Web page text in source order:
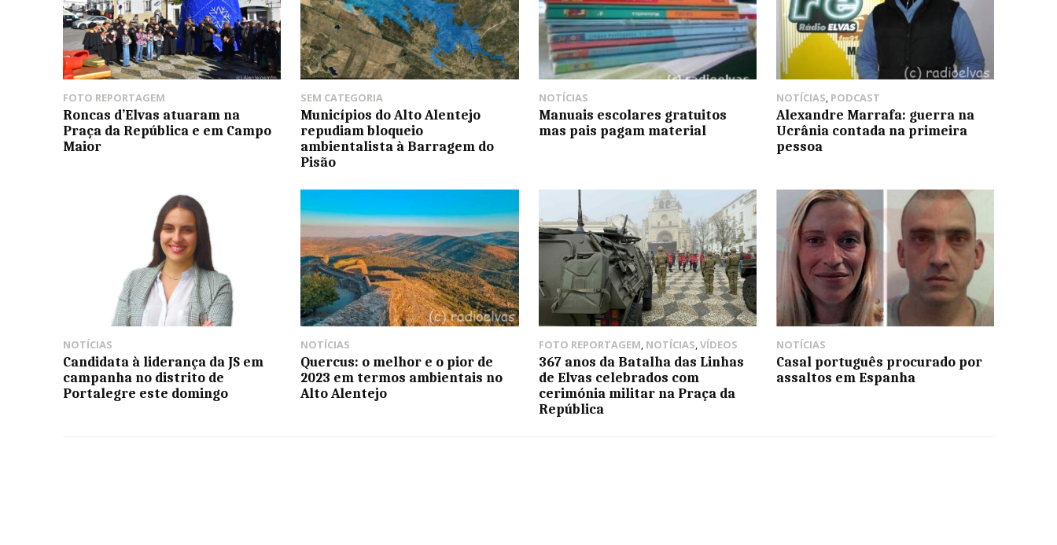
FOTO REPORTAGEM
Roncas d’Elvas atuaram na
Praça da República e em Campo
Maior
SEM CATEGORIA
Municípios do Alto Alentejo
repudiam bloqueio
ambientalista à Barragem do
Pisão
NOTÍCIAS
Manuais escolares gratuitos
mas pais pagam material
NOTÍCIAS PODCAST
Alexandre Marrafa: guerra na
Ucrânia contada na primeira
pessoa
NOTÍCIAS
Candidata à liderança da JS em
campanha no distrito de
Portalegre este domingo
NOTÍCIAS
Quercus: o melhor e o pior de
2023 em termos ambientais no
Alto Alentejo
FOTO REPORTAGEM, NOTÍCIAS,VÍDEOS
367 anos da Batalha das Linhas
de Elvas celebrados com
cerimónia militar na Praça da
República
NOTÍCIAS
Casal português procurado por
assaltos em Espanha